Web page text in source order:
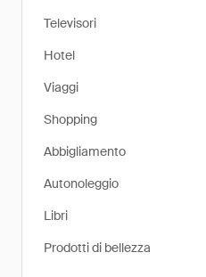
Televisori
Hotel
Viaggi
Shopping
Abbigliamento
Autonoleggio
Libri
Prodotti di bellezza